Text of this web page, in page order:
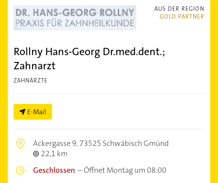
AUS DER REGION
GOLD PARTNER
Rollny Hans-Georg Dr.med.dent.;
Zahnarzt
ZAHNÄRZTE
E-Mail
Ackergasse 9,73525 Schwäbisch Gmünd
22,1 km
Geschlossen –Öffnet Montag um 08:00